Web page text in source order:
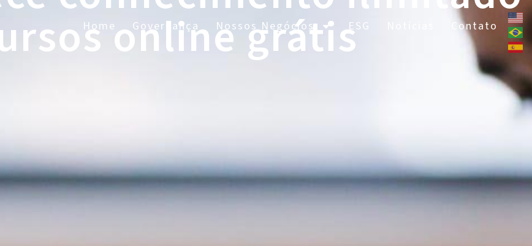
Home Governança Nossos Negócios ESG Contato
online grátis